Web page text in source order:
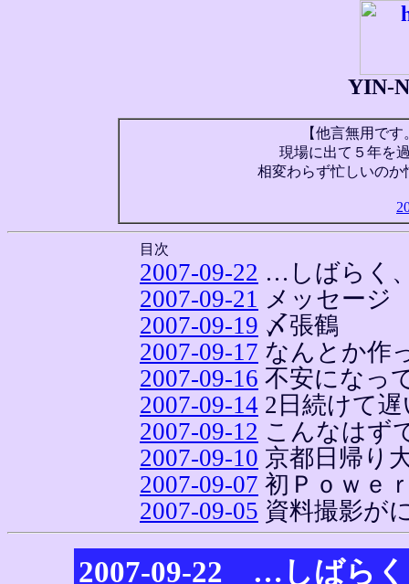
【他言無用で
現場に出て５年を
相変わらず忙しいの
目次
2007-09-22 …しばらく
2007-09-21 メッセージ
2007-09-19 〆張鶴
2007-09-17 なんとか作
2007-09-16 不安になっ
2007-09-14 2日続けて
2007-09-12 こんなはず
2007-09-10 京都日帰り
2007-09-07 初Ｐｏｗｅ
2007-09-05 資料撮影が
2007-09-22 …しばら